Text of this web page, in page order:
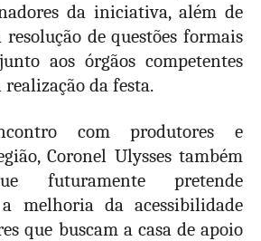
da iniciativa, além de
de questões formais
aos órgãos competentes
da festa.
com produtores e
Coronel Ulysses também
futuramente pretende
melhoria da acessibilidade
que buscam a casa de apoio